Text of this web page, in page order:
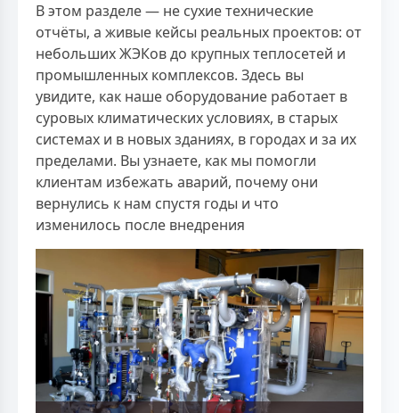
В этом разделе — не сухие технические
отчёты, а живые кейсы реальных проектов: от
небольших ЖЭКов до крупных теплосетей и
промышленных комплексов. Здесь вы
увидите, как наше оборудование работает в
суровых климатических условиях, в старых
системах и в новых зданиях, в городах и за их
пределами. Вы узнаете, как мы помогли
клиентам избежать аварий, почему они
вернулись к нам спустя годы и что
изменилось после внедрения